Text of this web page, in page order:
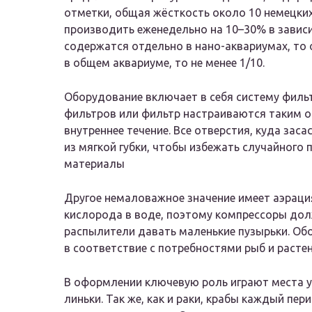
отметки, общая жёсткость около 10
производить еженедельно на 10–30% в
содержатся отдельно в нано-аквариумах,
в общем аквариуме, то не менее 1/10.
Оборудование включает в себя систему
фильтров или фильтр настраиваются таким
внутреннее течение. Все отверстия, куда
из мягкой губки, чтобы избежать
материалы
Другое немаловажное значение имеет
кислорода в воде, поэтому компрессоры
распылители давать маленькие пузырьки.
в соответствие с потребностями рыб и
В оформлении ключевую роль играют места
линьки. Так же, как и раки, крабы каждый